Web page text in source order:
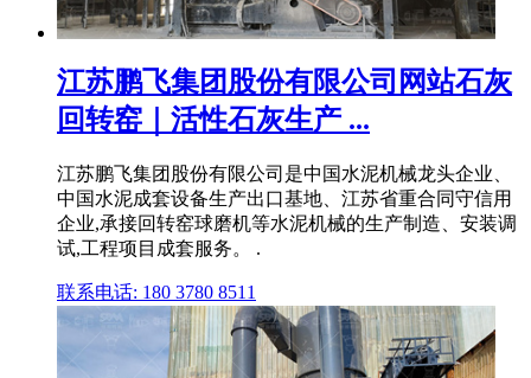
江苏鹏飞集团股份有限公司网站石灰
回转窑｜活性石灰生产 ...
江苏鹏飞集团股份有限公司是中国水泥机械龙头企业、
中国水泥成套设备生产出口基地、江苏省重合同守信用
企业,承接回转窑球磨机等水泥机械的生产制造、安装调
试,工程项目成套服务。 .
联系电话: 180 3780 8511